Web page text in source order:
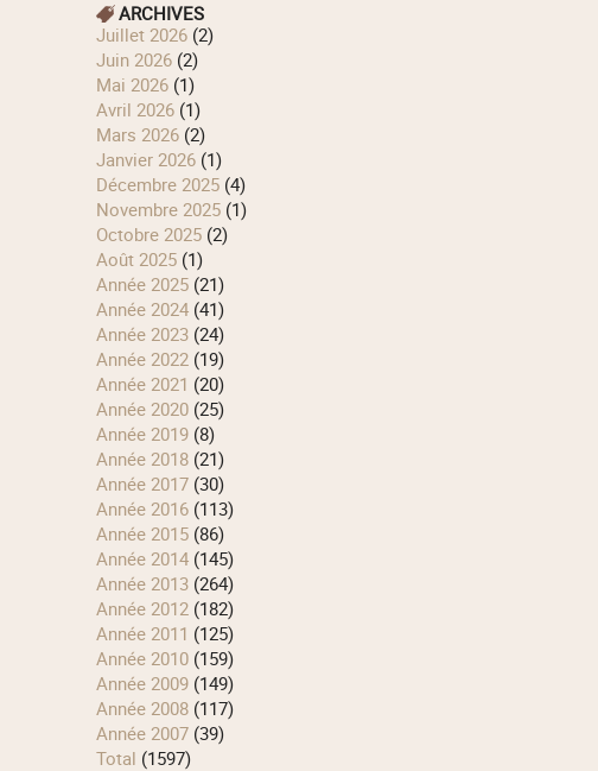
ARCHIVES
juillet 2026(2)
juin 2026(2)
mai 2026(1)
avril 2026(1)
mars 2026(2)
janvier 2026(1)
décembre 2025(4)
novembre 2025(1)
octobre 2025(2)
août 2025(1)
année 2025(21)
année 2024(41)
année 2023(24)
année 2022(19)
année 2021 (20)
année 2020(25)
année 2019(8)
année 2018(21)
année 2017(30)
année 2016(113)
année 2015(86)
année 2014(145)
année 2013(264)
année 2012(182)
année 2011 (125)
année 2010(159)
année 2009(149)
année 2008(117)
année 2007(39)
total (1597)